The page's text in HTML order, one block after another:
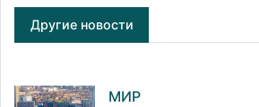
Другие новости
МИР